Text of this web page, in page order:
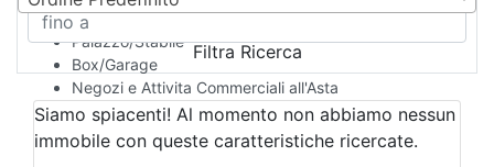
Multiproprietà
Palazzo/Stabile
Box/Garage
Negozi e Attivita Commerciali all'Asta
Qualsiasi
Attività/Licenza Commerciale
Azienda Agricola
Filtra Ricerca
Siamo spiacenti! Al momento non abbiamo nessun
immobile con queste caratteristiche ricercate.